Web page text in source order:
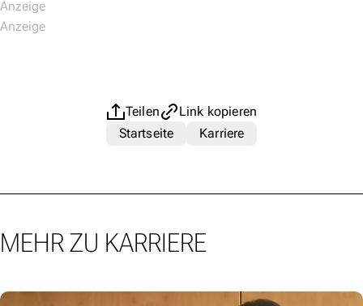
Teilen
Link kopieren
Startseite
Karriere
MEHR ZU KARRIERE